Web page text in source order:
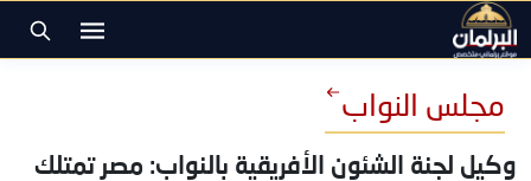
مجلس النواب
وكيل لجنة الشئون الأفريقية بالنواب: مصر تمتلك